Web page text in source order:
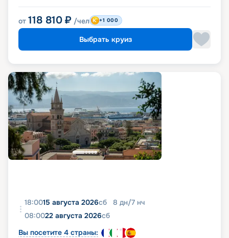
от 118 810 ₽ /чел +1 000
Выбрать круиз
18:0015 августа 2026сб 8 дн/7 нч
08:0022 августа 2026сб
Вы посетите 4 страны: